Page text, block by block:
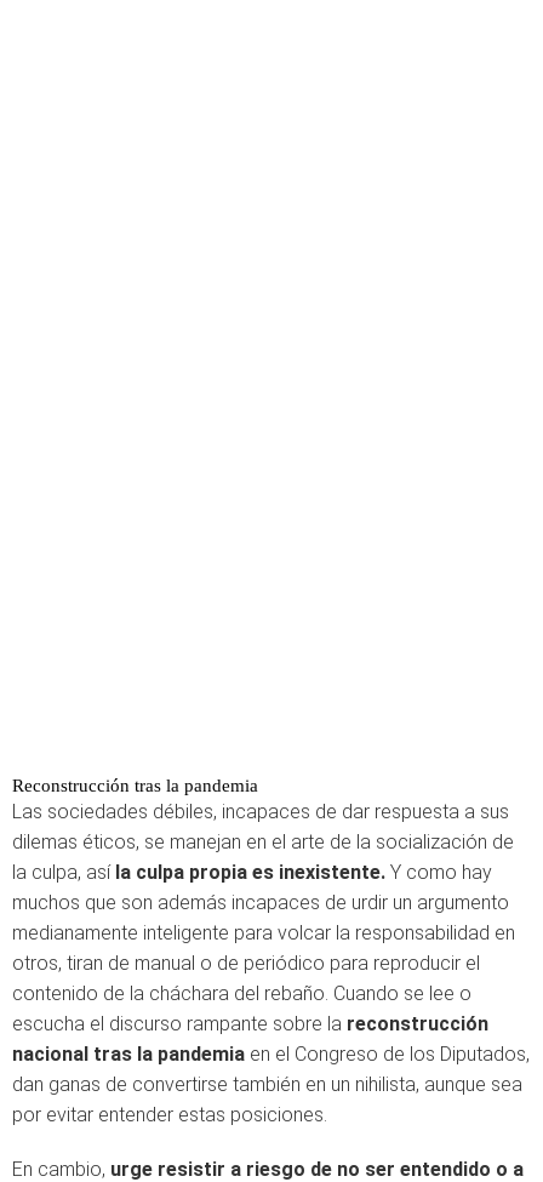
Reconstrucción tras la pandemia
Las sociedades débiles, incapaces de dar respuesta a sus
dilemas éticos, se manejan en el arte de la socialización de
la culpa, así la culpa propia es inexistente. Y como hay
muchos que son además incapaces de urdir un argumento
medianamente inteligente para volcar la responsabilidad en
otros, tiran de manual o de periódico para reproducir el
contenido de la cháchara del rebaño. Cuando se lee o
escucha el discurso rampante sobre la reconstrucción
nacional tras la pandemia en el Congreso de los Diputados,
dan ganas de convertirse también en un nihilista, aunque sea
por evitar entender estas posiciones.
En cambio, urge resistir a riesgo de no ser entendido o a